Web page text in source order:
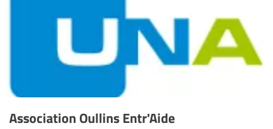
Association Oullins Entr'Aide